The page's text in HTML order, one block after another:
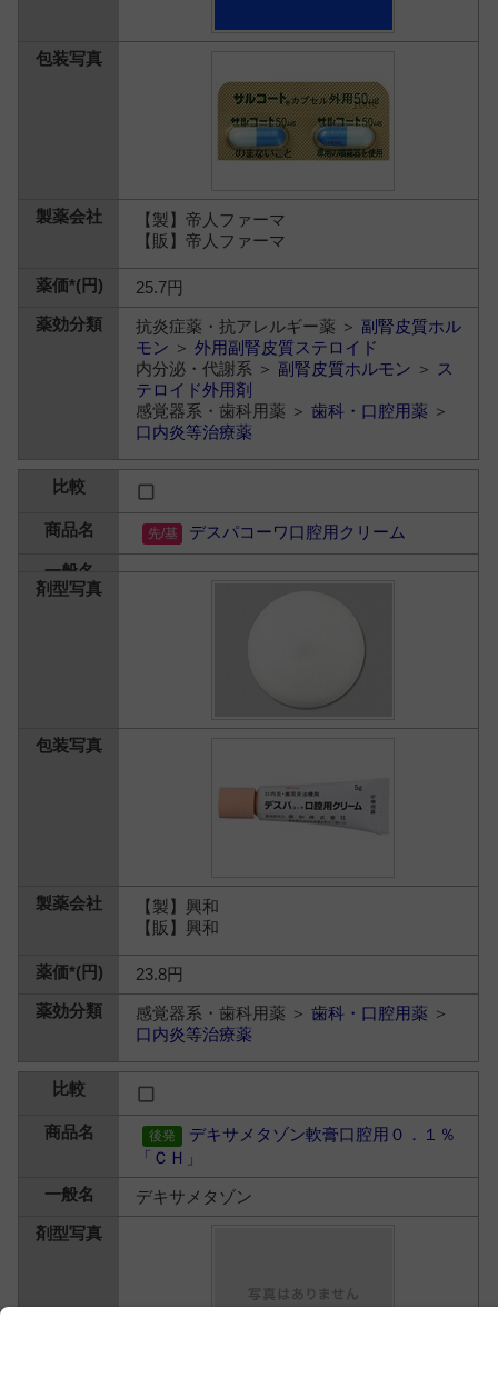
【製】帝人ファーマ
【販】帝人ファーマ
25.7円
抗炎症薬・抗アレルギー薬 ＞ 副腎皮質ホル
モン ＞外用副腎皮質ステロイド
内分泌・代謝系 ＞ 副腎皮質ホルモン ＞ ス
テロイド外用剤
感覚器系・歯科用薬 ＞歯科・口腔用薬 ＞
口内炎等治療薬
デスパコーワ口腔用クリーム
【製】興和
【販】興和
23.8円
感覚器系・歯科用薬 ＞歯科・口腔用薬 ＞
口内炎等治療薬
デキサメタゾン軟膏口腔用０．１％
「ＣＨ」
デキサメタゾン